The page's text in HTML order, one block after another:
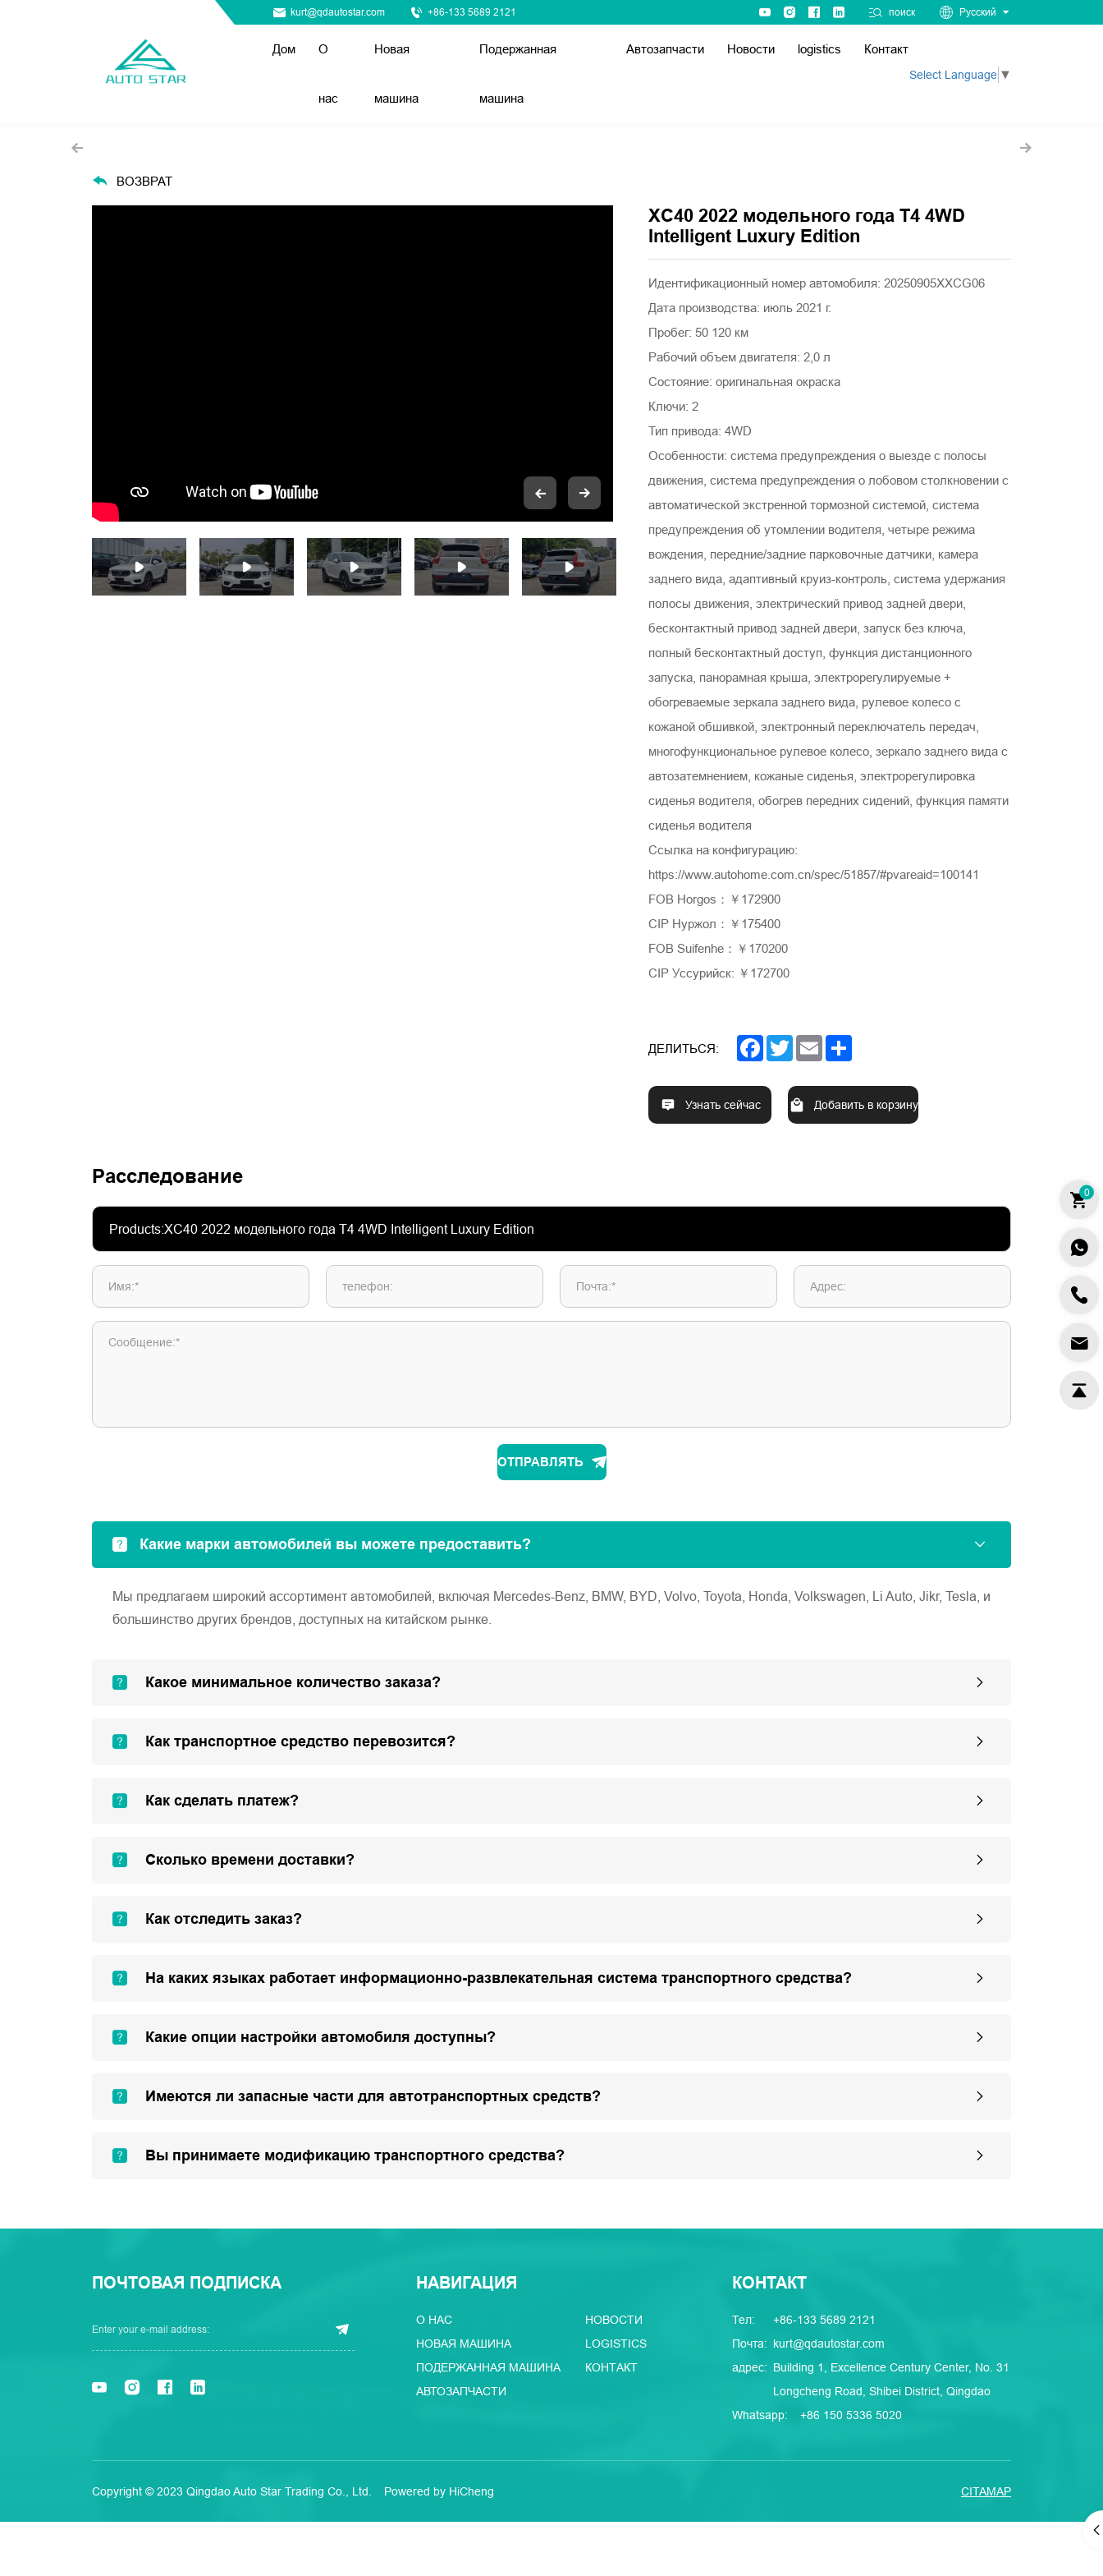
kurt@qdautostar.com +86-133 5689 2121 поиск Русский
Дом О
нас
Новая
машина
Подержанная
машина
Автозапчасти Новости logistics Контакт
Select Language ▼
ВОЗВРАТ
XC40 2022 модельного года T4 4WD
Intelligent Luxury Edition
Идентификационный номер автомобиля: 20250905XXCG06
Дата производства: июль 2021 г.
Пробег: 50 120 км
Рабочий объем двигателя: 2,0 л
Состояние: оригинальная окраска
Ключи: 2
Тип привода: 4WD
Особенности: система предупреждения о выезде с полосы
движения, система предупреждения о лобовом столкновении с
автоматической экстренной тормозной системой, система
предупреждения об утомлении водителя, четыре режима
вождения, передние/задние парковочные датчики, камера
заднего вида, адаптивный круиз-контроль, система удержания
полосы движения, электрический привод задней двери,
бесконтактный привод задней двери, запуск без ключа,
полный бесконтактный доступ, функция дистанционного
запуска, панорамная крыша, электрорегулируемые +
обогреваемые зеркала заднего вида, рулевое колесо с
кожаной обшивкой, электронный переключатель передач,
многофункциональное рулевое колесо, зеркало заднего вида с
автозатемнением, кожаные сиденья, электрорегулировка
сиденья водителя, обогрев передних сидений, функция памяти
сиденья водителя
Ссылка на конфигурацию:
https://www.autohome.com.cn/spec/51857/#pvareaid=100141
FOB Horgos：￥172900
CIP Нуржол：￥175400
FOB Suifenhe：￥170200
CIP Уссурийск: ￥172700
ДЕЛИТЬСЯ: Facebook
TwitterEmail
Узнать сейчас Добавить в корзину
Расследование
Имя:* телефон: Почта:* Адрес:
Сообщение:*
ОТПРАВЛЯТЬ
Какие марки автомобилей вы можете предоставить?
Мы предлагаем широкий ассортимент автомобилей, включая Mercedes-Benz, BMW, BYD, Volvo, Toyota, Honda, Volkswagen, Li Auto, Jikr, Tesla, и
большинство других брендов, доступных на китайском рынке.
Какое минимальное количество заказа?
Как транспортное средство перевозится?
Как сделать платеж?
Сколько времени доставки?
Как отследить заказ?
На каких языках работает информационно-развлекательная система транспортного средства?
Какие опции настройки автомобиля доступны?
Имеются ли запасные части для автотранспортных средств?
Вы принимаете модификацию транспортного средства?
ПОЧТОВАЯ ПОДПИСКА НАВИГАЦИЯ
О НАС
НОВАЯ МАШИНА
ПОДЕРЖАННАЯ МАШИНА
АВТОЗАПЧАСТИ
НОВОСТИ
LOGISTICS
КОНТАКТ
КОНТАКТ
Тел:
+86-133 5689 2121
Почта: kurt@qdautostar.com
адрес: Building 1, Excellence Century Center, No. 31
Longcheng Road, Shibei District, Qingdao
Whatsapp:
+86 150 5336 5020
Copyright © 2023 Qingdao Auto Star Trading Co., Ltd. Powered by HiCheng CITAMAP
0